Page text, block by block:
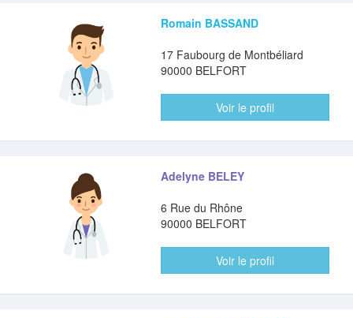
Romain BASSAND
17 Faubourg de Montbéliard
90000 BELFORT
Voir le profil
Adelyne BELEY
6 Rue du Rhône
90000 BELFORT
Voir le profil